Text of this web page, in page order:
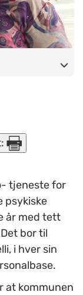
Kristin
tjeneste for
psykiske
år med tett
bor til
i hver sin
at kommunen